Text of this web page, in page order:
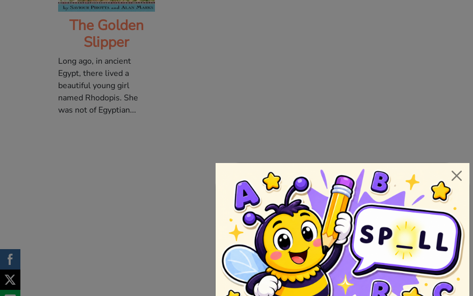
The Golden
Slipper
Long ago, in ancient
Egypt, there lived a
beautiful young girl
named Rhodopis. She
was not of Egyptian...